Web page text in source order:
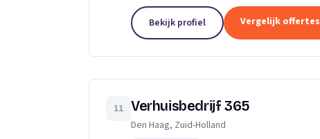
Bekijk profiel Vergelijk offertes
11 Verhuisbedrijf 365
Den Haag, Zuid-Holland